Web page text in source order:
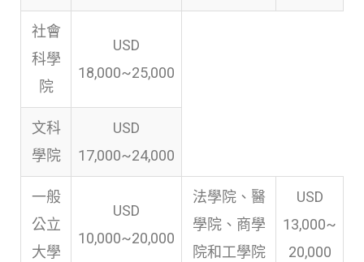
社會
科學
院
USD
18,000~25,000
文科
學院
USD
17,000~24,000
一般
公立
大學
USD
10,000~20,000
法學院、醫
學院、商學
院和工學院
USD
13,000~
20,000